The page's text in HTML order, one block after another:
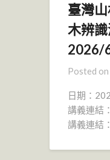
臺灣
木辨識
2026/
Posted on
日期：
講義連結
講義連結